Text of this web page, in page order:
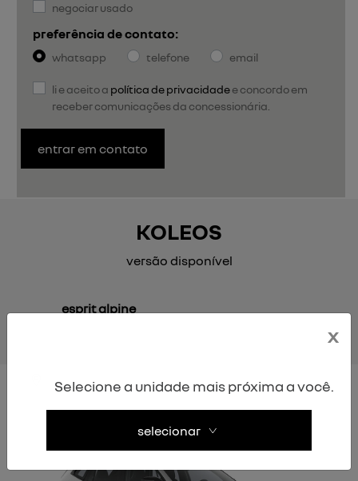
negociar usado
preferência de contato:
whatsapp telefone email
li e aceito a política de privacidadee concordo em
receber comunicações da concessionária.
entrar em contato
KOLEOS
versão disponível
esprit alpine
esprit Alpine
x
Selecione a unidade mais próxima a você.
selecionar